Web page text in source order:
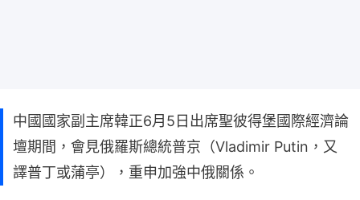
中國國家副主席韓正6月5日出席聖彼得堡國際經濟論
壇期間，會見俄羅斯總統普京（Vladimir Putin，又
譯普丁或蒲亭），重申加強中俄關係。